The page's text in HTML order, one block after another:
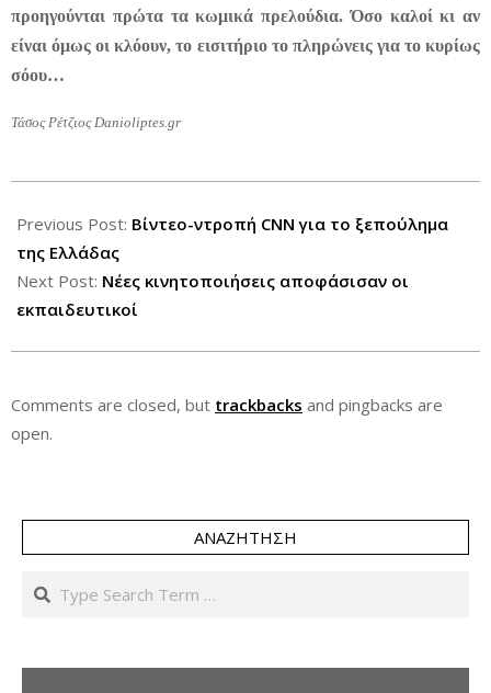
προηγούνται πρώτα τα κωμικά πρελούδια. Όσο καλοί κι αν
είναι όμως οι κλόουν, το εισιτήριο το πληρώνεις για το κυρίως
σόου…
Τάσος ΡέτζιοςDanioliptes.gr
09-
11
Previous Post: Βίντεο-ντροπή CNN για το ξεπούλημα
της Ελλάδας
Next Post: Νέες κινητοποιήσεις αποφάσισαν οι
εκπαιδευτικοί
Comments are closed, but trackbacks and pingbacks are
open.
ΑΝΑΖΉΤΗΣΗ
Search